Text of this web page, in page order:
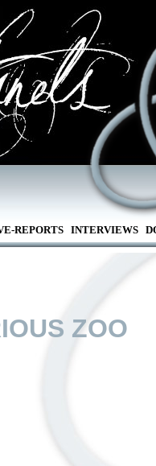
REPORTS INTERVIEWS
ZOO